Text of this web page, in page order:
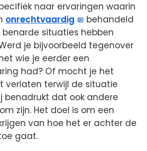
naar ervaringen waarin
onrechtvaardig
behandeld
situaties hebben
je bijvoorbeeld tegenover
wie je eerder een
had? Of mocht je het
verlaten terwijl de situatie
benadrukt dat ook andere
zijn. Het doel is om een
van hoe het er achter de
gaat.